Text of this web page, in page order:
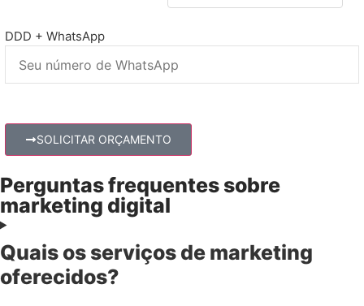
DDD + WhatsApp
SOLICITAR ORÇAMENTO
Perguntas frequentes sobre
marketing digital
Quais os serviços de marketing
oferecidos?